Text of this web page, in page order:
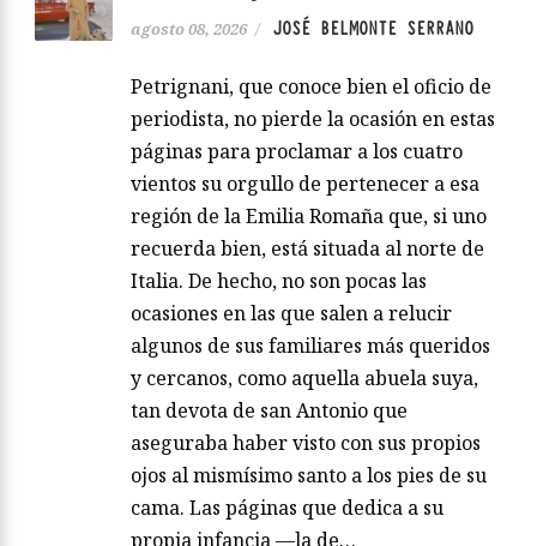
agosto 08, 2026 / JOSÉ BELMONTE SERRANO
Petrignani, que conoce bien el oficio de
periodista, no pierde la ocasión en estas
páginas para proclamar a los cuatro
vientos su orgullo de pertenecer a esa
región de la Emilia Romaña que, si uno
recuerda bien, está situada al norte de
Italia. De hecho, no son pocas las
ocasiones en las que salen a relucir
algunos de sus familiares más queridos
y cercanos, como aquella abuela suya,
tan devota de san Antonio que
aseguraba haber visto con sus propios
ojos al mismísimo santo a los pies de su
cama. Las páginas que dedica a su
propia infancia —la de…